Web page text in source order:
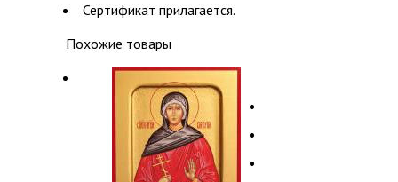
Сертификат прилагается.
Похожие товары